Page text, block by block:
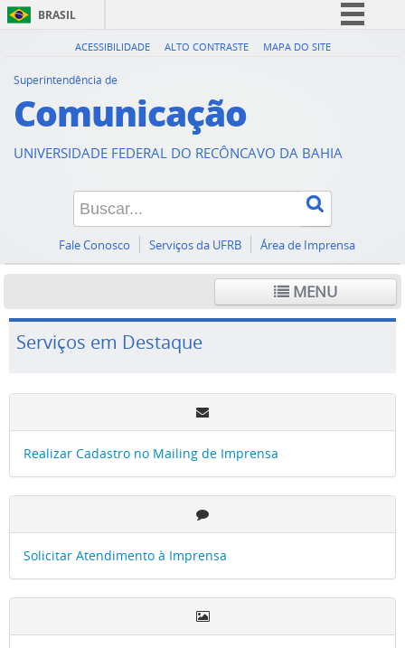
BRASIL
Simplifique!
Acesso à informação
Legislação
Canais
ACESSIBILIDADE ALTO CONTRASTE MAPA DO SITE
Superintendência de
Comunicação
UNIVERSIDADE FEDERAL DO RECÔNCAVO DA BAHIA
Fale Conosco Serviços da UFRB Área de Imprensa
MENU
Serviços em Destaque
Realizar Cadastro no Mailing de Imprensa
Solicitar Atendimento à Imprensa